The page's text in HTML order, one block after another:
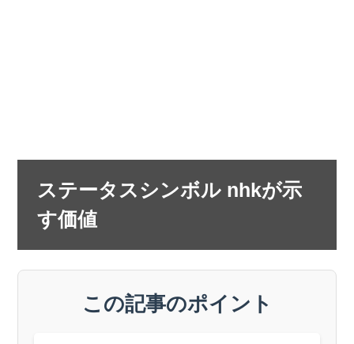
ステータスシンボル nhkが示
す価値
この記事のポイント